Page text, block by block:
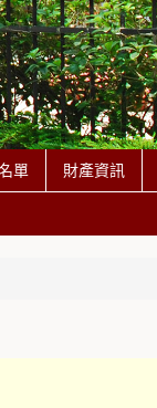
單 財產資訊